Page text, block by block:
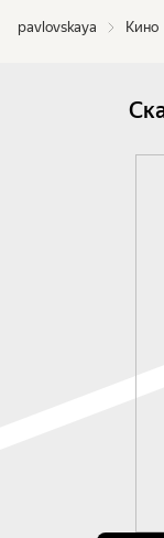
pavlovskaya Кино